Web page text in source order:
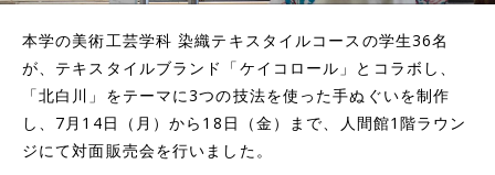
本学の美術工芸学科 染織テキスタイルコースの学生36名
が、テキスタイルブランド「ケイコロール」とコラボし、
「北白川」をテーマに3つの技法を使った手ぬぐいを制作
し、7月14日（月）から18日（金）まで、人間館1階ラウン
ジにて対面販売会を行いました。